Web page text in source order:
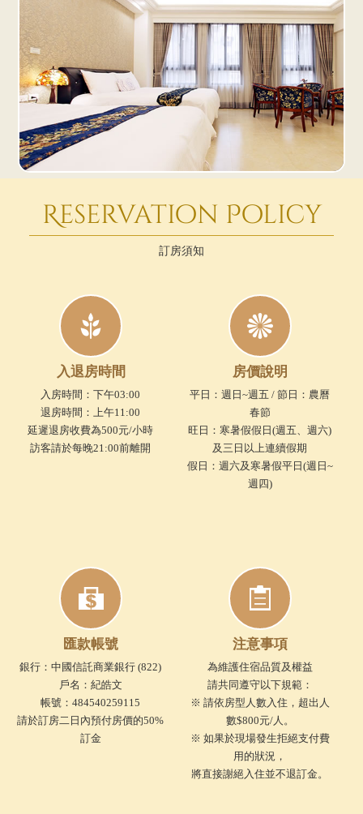
Reservation Policy
訂房須知
入退房時間
入房時間：下午03:00
退房時間：上午11:00
延遲退房收費為500元/小時
訪客請於每晚21:00前離開
房價說明
平日：週日~週五 / 節日：農曆
春節
旺日：寒暑假假日(週五、週六)
及三日以上連續假期
假日：週六及寒暑假平日(週日~
週四)
匯款帳號
銀行：中國信託商業銀行 (822)
戶名：紀皓文
帳號：484540259115
請於訂房二日內預付房價的50%
訂金
注意事項
為維護住宿品質及權益
請共同遵守以下規範：
※ 請依房型人數入住，超出人
數$800元/人。
※ 如果於現場發生拒絕支付費
用的狀況，
將直接謝絕入住並不退訂金。